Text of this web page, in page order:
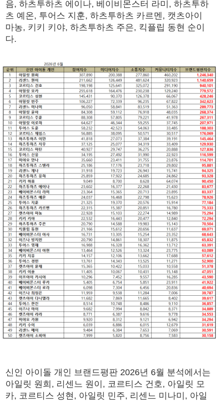
음, 하츠투하츠 에이나, 베이비몬스터 라미, 하츠투하
츠 예온, 투어스 지훈, 하츠투하츠 카르멘, 캣츠아이
마농, 키키 키야, 하츠투하츠 주은, 킥플립 동현 순이
다.
신인 아이돌 개인 브랜드평판 2026년 6월 분석에서는
아일릿 원희, 리센느 원이, 코르티스 건호, 아일릿 모
카, 코르티스 성현, 아일릿 민주, 리센느 미나미, 아일